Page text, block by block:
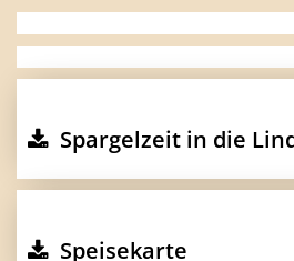
Spargelzeit in die
Speisekarte